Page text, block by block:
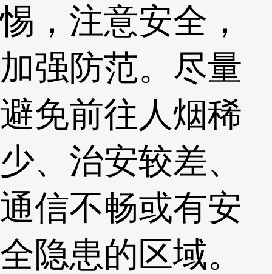
惕，注意安全，
加强防范。尽量
避免前往人烟稀
少、治安较差、
通信不畅或有安
全隐患的区域。